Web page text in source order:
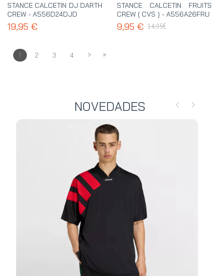
STANCE CALCETIN DJ DARTH
CREW - A556D24DJD
19,95 €
STANCE CALCETIN FRUITS
CREW ( CVS ) - A556A26FRU
9,95 € 14,95€
1 2 3 4 > »
NOVEDADES